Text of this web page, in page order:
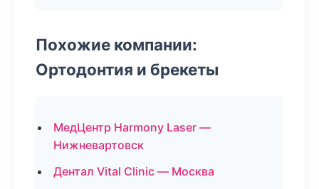
Похожие компании:
Ортодонтия и брекеты
МедЦентр Harmony Laser —
Нижневартовск
Дентал Vital Clinic — Москва